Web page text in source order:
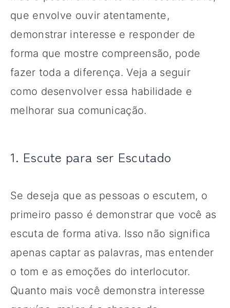
que envolve ouvir atentamente,
demonstrar interesse e responder de
forma que mostre compreensão, pode
fazer toda a diferença. Veja a seguir
como desenvolver essa habilidade e
melhorar sua comunicação.
1. Escute para ser Escutado
Se deseja que as pessoas o escutem, o
primeiro passo é demonstrar que você as
escuta de forma ativa. Isso não significa
apenas captar as palavras, mas entender
o tom e as emoções do interlocutor.
Quanto mais você demonstra interesse